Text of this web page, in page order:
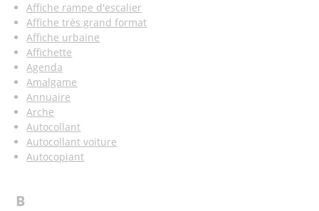
Affiche rampe d'escalier
Affiche très grand format
Affiche urbaine
Affichette
Agenda
Amalgame
Annuaire
Arche
Autocollant
Autocollant voiture
Autocopiant
B